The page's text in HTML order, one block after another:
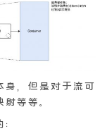
身，但是对于流可
等等。